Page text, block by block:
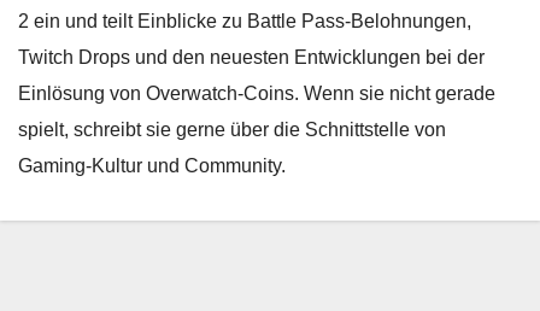
2 ein und teilt Einblicke zu Battle Pass-Belohnungen,
Twitch Drops und den neuesten Entwicklungen bei der
Einlösung von Overwatch-Coins. Wenn sie nicht gerade
spielt, schreibt sie gerne über die Schnittstelle von
Gaming-Kultur und Community.